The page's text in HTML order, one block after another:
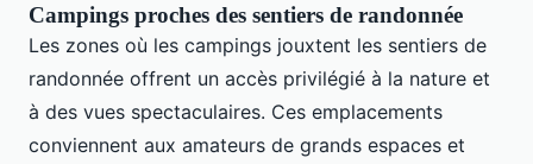
Campings proches des sentiers de randonnée
Les zones où les campings jouxtent les sentiers de
randonnée offrent un accès privilégié à la nature et
à des vues spectaculaires. Ces emplacements
conviennent aux amateurs de grands espaces et